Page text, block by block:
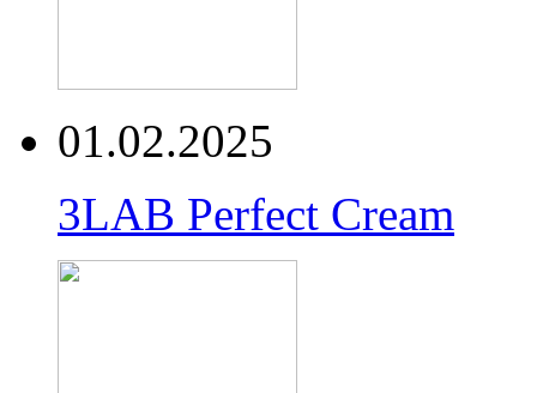
01.02.2025
3LAB Perfect Cream